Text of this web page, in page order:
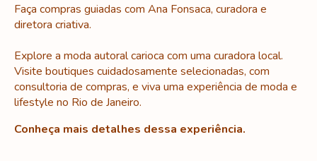
Faça compras guiadas com Ana Fonsaca, curadora e
diretora criativa.
Explore a moda autoral carioca com uma curadora local.
Visite boutiques cuidadosamente selecionadas, com
consultoria de compras, e viva uma experiência de moda e
lifestyle no Rio de Janeiro.
Conheça mais detalhes dessa experiência.